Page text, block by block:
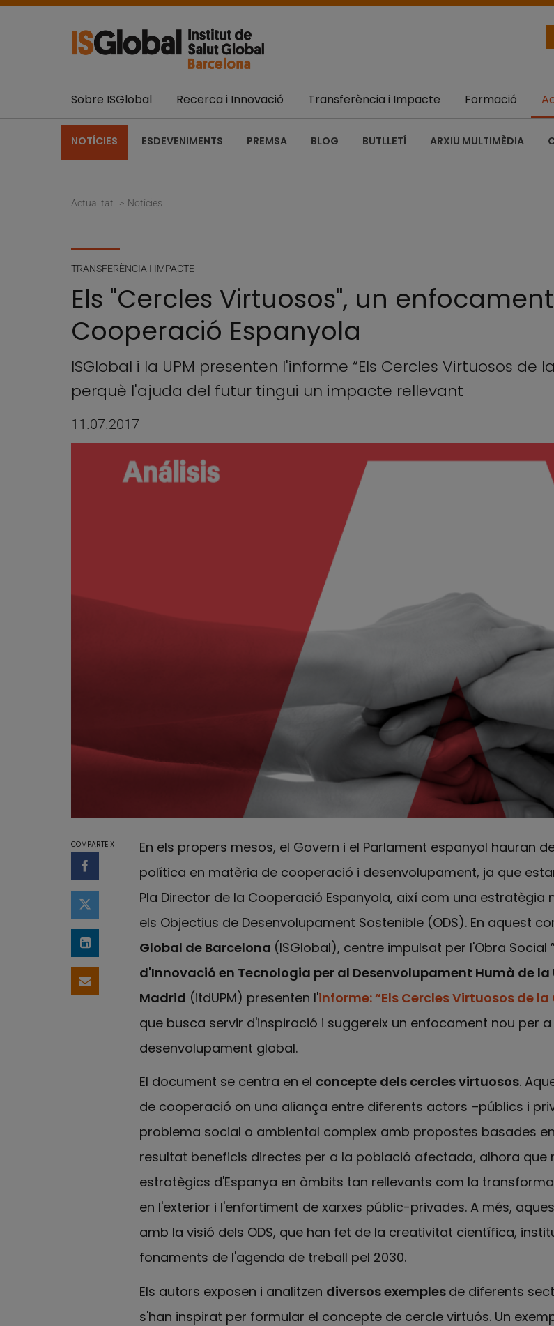
Sobre ISGlobal Recerca i Innovació Transferència i Impacte Formació
NOTÍCIES ESDEVENIMENTS PREMSA BLOG BUTLLETÍ ARXIU MULTIMÈDIA
Actualitat Notícies
TRANSFERÈNCIA I IMPACTE
Els "Cercles Virtuosos", un
Cooperació Espanyola
ISGlobal i la UPM presenten l'informe “Els Cercles Virtuosos
perquè l'ajuda del futur tingui un impacte rellevant
11.07.2017
COMPARTEIX
Compartir a Facebook
Compartir a Twitter
Comparteix a LinkedIn
Comparteix per email
En els propers mesos, el Govern i el Parlament espanyol hauran
política en matèria de cooperació i desenvolupament, ja que
Pla Director de la Cooperació Espanyola, així com una estratègia
els Objectius de Desenvolupament Sostenible (ODS). En aquest
Global de Barcelona (ISGlobal), centre impulsat per l'Obra Social
d'Innovació en Tecnologia per al Desenvolupament Humà de
Madrid (itdUPM) presenten l'informe: “Els Cercles Virtuosos de
que busca servir d'inspiració i suggereix un enfocament nou per
desenvolupament global.
El document se centra en el concepte dels cercles virtuosos.
de cooperació on una aliança entre diferents actors –públics i
problema social o ambiental complex amb propostes basades
resultat beneficis directes per a la població afectada, alhora que
estratègics d'Espanya en àmbits tan rellevants com la
en l'exterior i l'enfortiment de xarxes públic-privades. A més,
amb la visió dels ODS, que han fet de la creativitat científica,
fonaments de l'agenda de treball pel 2030.
Els autors exposen i analitzen diversos exemples de diferents
s'han inspirat per formular el concepte de cercle virtuós. Un